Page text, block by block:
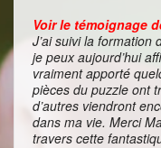
Voir le témoignage
J’ai suivi la formation
je peux aujourd’hui
vraiment apporté
pièces du puzzle ont
d’autres viendront
dans ma vie. Merci
travers cette